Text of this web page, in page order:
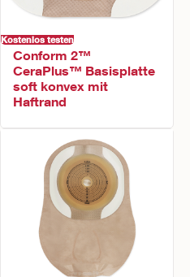
Kostenlos testen
Conform 2™
CeraPlus™ Basisplatte
soft konvex mit
Haftrand